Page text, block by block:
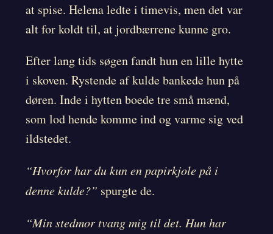
at spise. Helena ledte i timevis, men det var
alt for koldt til, at jordbærrene kunne gro.
Efter lang tids søgen fandt hun en lille hytte
i skoven. Rystende af kulde bankede hun på
døren. Inde i hytten boede tre små mænd,
som lod hende komme ind og varme sig ved
ildstedet.
“Hvorfor har du kun en papirkjole på i
denne kulde?” spurgte de.
“Min stedmor tvang mig til det. Hun har